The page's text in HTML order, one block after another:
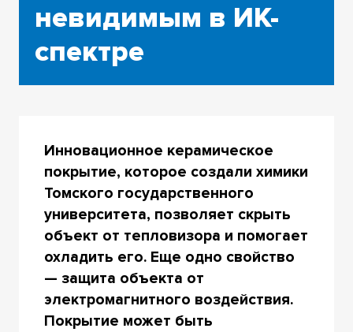
невидимым в ИК-
спектре
Инновационное керамическое
покрытие, которое создали химики
Томского государственного
университета, позволяет скрыть
объект от тепловизора и помогает
охладить его. Еще одно свойство
— защита объекта от
электромагнитного воздействия.
Покрытие может быть